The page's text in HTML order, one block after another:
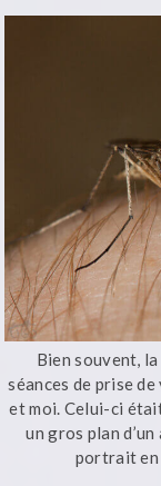
Bien souvent,
séances de prise
et moi. Celui-ci
un gros plan
portrait